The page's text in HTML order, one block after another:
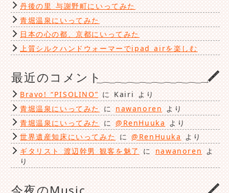
丹後の里 与謝野町にいってみた
青堀温泉にいってみた
日本の心の都、京都にいってみた
上質シルクハンドウォーマーでipad airを楽しむ
最近のコメント
Bravo! “PISOLINO” に Kairi より
青堀温泉にいってみた
に nawanoren より
青堀温泉にいってみた
に @RenHuuka
より
世界遺産知床にいってみた に@RenHuuka より
ギタリスト 渡辺幹男 観客を魅了
に nawanoren よ
り